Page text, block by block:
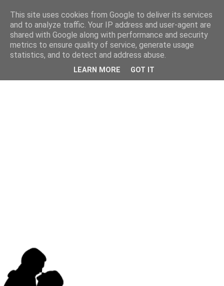
This site uses cookies from Google to deliver its services
and to analyze traffic. Your IP address and user-agent are
shared with Google along with performance and security
metrics to ensure quality of service, generate usage
statistics, and to detect and address abuse.
LEARN MORE GOT IT